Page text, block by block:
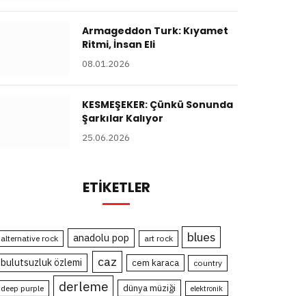
Armageddon Turk: Kıyamet
Ritmi, İnsan Eli
08.01.2026
KESMEŞEKER: Çünkü Sonunda
Şarkılar Kalıyor
25.06.2026
ETIKETLER
alternative rock anadolu pop art rock blues
bulutsuzluk özlemi caz cem karaca country
deep purple derleme dünya müziği elektronik